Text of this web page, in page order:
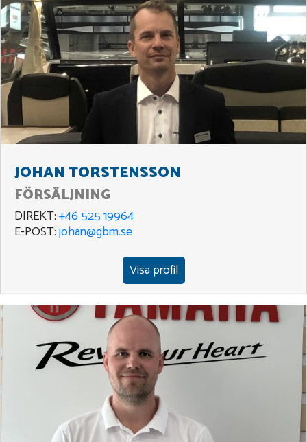
JOHAN TORSTENSSON
FÖRSÄLJNING
DIREKT:+46 525 19964
E-POST:johan@gbm.se
Visa profil